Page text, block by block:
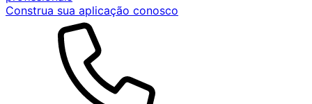
Construa sua aplicação conosco